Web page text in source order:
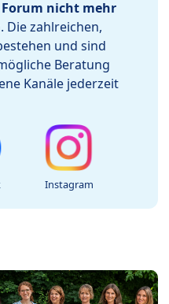
Forum nicht mehr
zahlreichen,
und sind
Beratung
Kanäle jederzeit
Instagram